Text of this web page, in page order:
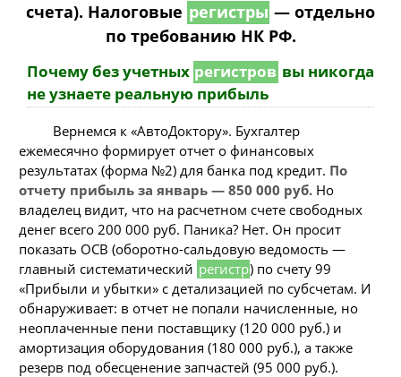
счета). Налоговые регистры — отдельно
по требованию НК РФ.
Почему без учетных регистров вы никогда
не узнаете реальную прибыль
Вернемся к «АвтоДоктору». Бухгалтер
ежемесячно формирует отчет о финансовых
результатах (форма №2) для банка под кредит. По
отчету прибыль за январь — 850 000 руб. Но
владелец видит, что на расчетном счете свободных
денег всего 200 000 руб. Паника? Нет. Он просит
показать ОСВ (оборотно-сальдовую ведомость —
главный систематический регистр) по счету 99
«Прибыли и убытки» с детализацией по субсчетам. И
обнаруживает: в отчет не попали начисленные, но
неоплаченные пени поставщику (120 000 руб.) и
амортизация оборудования (180 000 руб.), а также
резерв под обесценение запчастей (95 000 руб.).